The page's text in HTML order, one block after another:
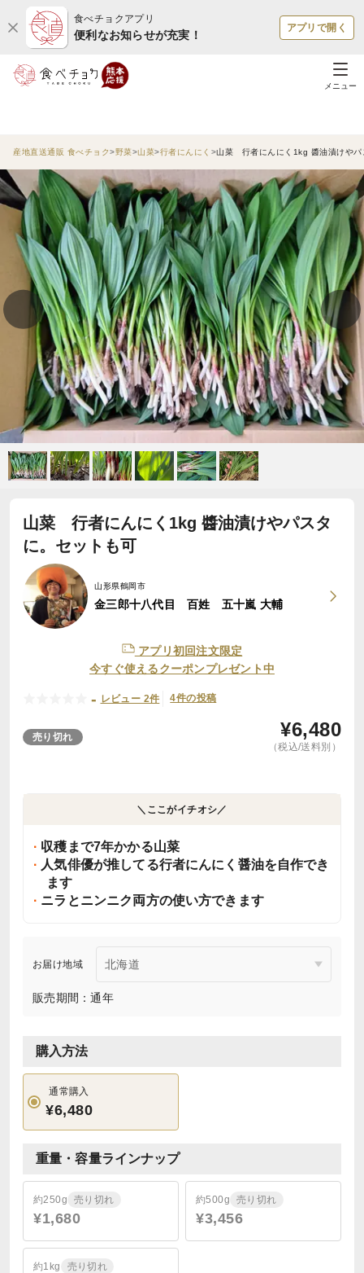
食べチョクアプリ
便利なお知らせが充実！
アプリで開く
メニュー
産地直送通販 食べチョク 野菜 山菜 行者にんにく 山菜 行者にんにく1kg 醬油漬けやパ
山菜 行者にんにく1kg 醬油漬けやパスタ
に。セットも可
山形県鶴岡市
金三郎十八代目 百姓 五十嵐 大輔
アプリ初回注文限定
今すぐ使えるクーポンプレゼント中
- レビュー 2件 4件の投稿
売り切れ ¥6,480
（税込/送料別）
＼ここがイチオシ／
収穫まで7年かかる山菜
人気俳優が推してる行者にんにく醤油を自作でき
ます
ニラとニンニク両方の使い方できます
お届け地域
販売期間：通年
購入方法
通常購入
¥6,480
重量・容量ラインナップ
約250g 売り切れ
¥1,680
約500g 売り切れ
¥3,456
約1kg 売り切れ